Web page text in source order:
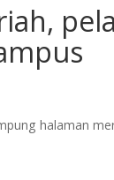
halaman